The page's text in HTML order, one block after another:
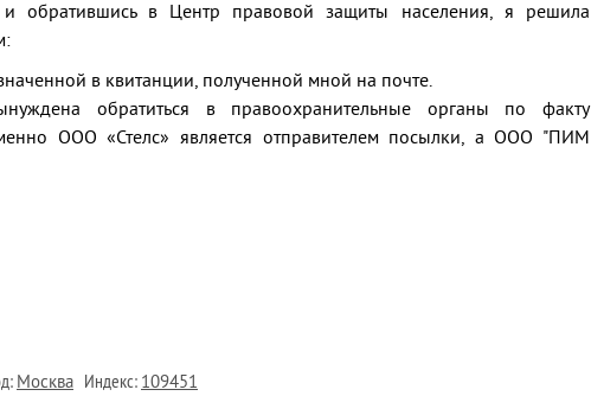
обратившись в Центр правовой защиты населения, я решила
в квитанции, полученной мной на почте.
обратиться в правоохранительные органы по факту
ООО «Стелс» является отправителем посылки, а ООО "ПИМ
Москва Индекс:109451